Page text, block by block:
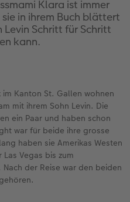
Schuber
und Leinen
Passfoto
Poster
Direktversand
mit Design
A4
A3
Quadratisch
zum Osterfest
Klara ist immer
in ihrem Buch blättert
Schritt für Schritt
kann.
Kanton St. Gallen wohnen
mit ihrem Sohn Levin. Die
ein Paar und haben schon
war für beide ihre grosse
haben sie Amerikas Westen
Vegas bis zum
der Reise war den beiden